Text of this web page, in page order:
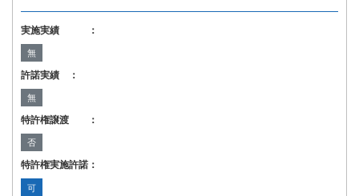
実施実績 ：
無
許諾実績 ：
無
特許権譲渡 ：
否
特許権実施許諾：
可